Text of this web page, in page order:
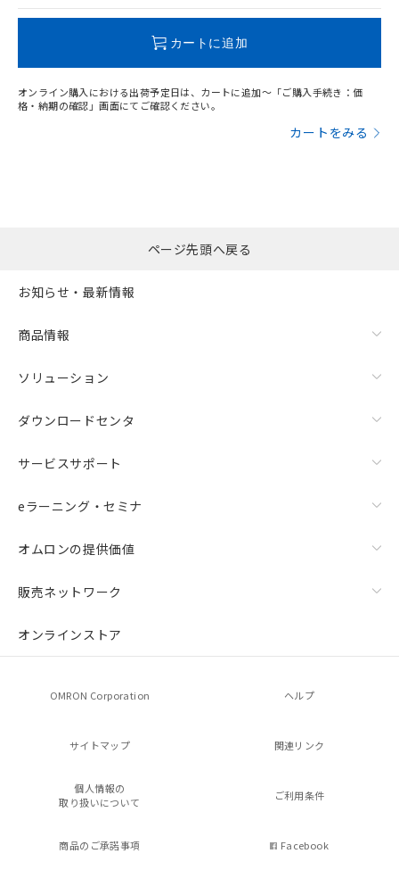
カートに追加
オンライン購入における出荷予定日は、カートに追加～「ご購入手続き：価
格・納期の確認」画面にてご確認ください。
カートをみる
ページ先頭へ戻る
お知らせ・最新情報
商品情報
ソリューション
ダウンロードセンタ
サービスサポート
eラーニング・セミナ
オムロンの提供価値
販売ネットワーク
オンラインストア
OMRON Corporation ヘルプ
サイトマップ 関連リンク
個人情報の
取り扱いについて
ご利用条件
商品のご承諾事項 Facebook